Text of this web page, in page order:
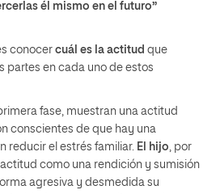
él mismo en el futuro”
conocer cuál es la actitud que
partes en cada uno de estos
fase, muestran una actitud
conscientes de que hay una
reducir el estrés familiar. El hijo, por
como una rendición y sumisión
agresiva y desmedida su